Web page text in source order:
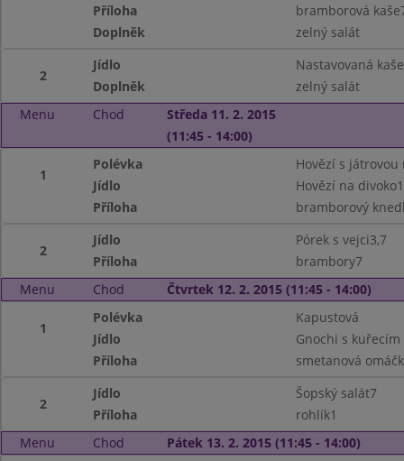
Příloha
bramborová
Doplněk
zelný salát
2
Jídlo
Nastavovaná
Doplněk
zelný salát
Menu
Chod
Středa 11. 2. 2015
(11:45 - 14:00)
1
Polévka
Hovězí s játrovou
Jídlo
Hovězí na divoko1
Příloha
bramborový
2
Jídlo
Pórek s vejci3,7
Příloha
brambory7
Menu
Chod Čtvrtek 12. 2. 2015 (11:45 - 14:00)
1
Polévka
Kapustová
Jídlo
Gnochi s
Příloha
smetanová
2
Jídlo
Šopský salát7
Příloha
rohlík1
Menu
Chod Pátek 13. 2. 2015 (11:45 - 14:00)